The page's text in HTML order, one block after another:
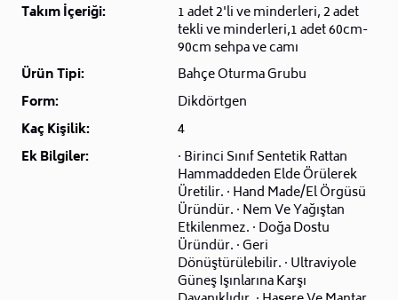
Takım İçeriği:
1 adet 2'li ve minderleri, 2 adet
tekli ve minderleri,1 adet 60cm-
90cm sehpa ve camı
Ürün Tipi:
Bahçe Oturma Grubu
Form:
Dikdörtgen
Kaç Kişilik:
4
Ek Bilgiler:
· Birinci Sınıf Sentetik Rattan
Hammaddeden Elde Örülerek
Üretilir. · Hand Made/El Örgüsü
Üründür. · Nem Ve Yağıştan
Etkilenmez. · Doğa Dostu
Üründür. · Geri
Dönüştürülebilir. · Ultraviyole
Güneş Işınlarına Karşı